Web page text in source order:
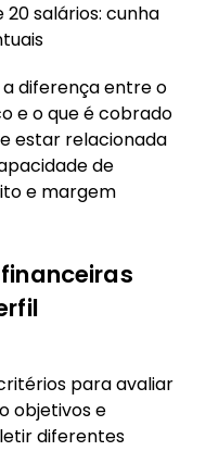
salários: cunha
diferença entre o
e o que é cobrado
estar relacionada
de
e margem
para avaliar
objetivos e
diferentes